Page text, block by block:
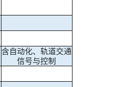
含自动化、轨道交通
信号与控制